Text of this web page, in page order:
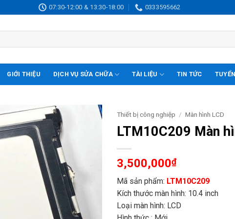
07:30-12:00 & 13:30-18:00 0333595662
GIỚI THIỆU DỊCH VỤ SỬA CHỮA TÀI LIỆU TIN TỨC
Thiết bị công nghiệp / Màn hình LCD
LTM10C209 Màn
3,500,000₫
Mã sản phẩm: LTM10C209
Kích thước màn hình: 10.4 inch
Loại màn hình: LCD